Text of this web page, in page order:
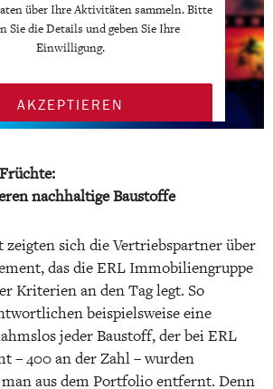
über Ihre Aktivitäten sammeln. Bitte
Sie die Details und geben Sie Ihre
Einwilligung.
AKZEPTIEREN
nachhaltige Baustoffe
zeigten sich die Vertriebspartner über
das die ERL Immobiliengruppe
Kriterien an den Tag legt. So
beispielsweise eine
jeder Baustoff, der bei ERL
– 400 an der Zahl – wurden
aus dem Portfolio entfernt. Denn